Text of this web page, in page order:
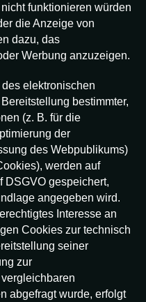
funktionieren würden
die Anzeige von
dazu, das
Werbung anzuzeigen.
elektronischen
bestimmter,
(z. B. für die
der
des Webpublikums)
werden auf
DSGVO gespeichert,
angegeben wird.
Interesse an
Cookies zur technisch
seiner
zur
abgefragt wurde, erfolgt